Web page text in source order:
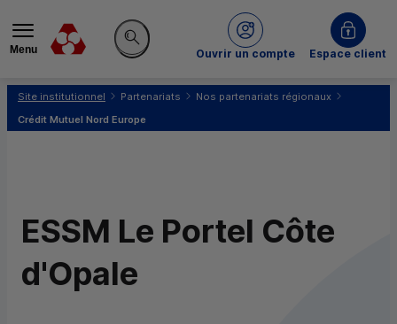
Menu
Rechercher sur le site
Ouvrir un compte
du Crédit MutuelEspace client
Vous êtes ici:
Site institutionnel Partenariats
Nos partenariats régionaux
Crédit Mutuel Nord Europe
ESSM Le Portel Côte
d'Opale